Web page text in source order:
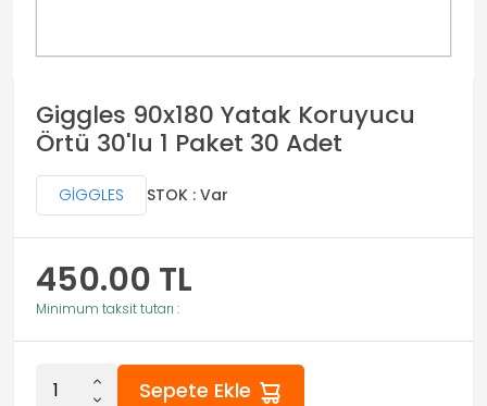
Giggles 90x180 Yatak Koruyucu
Örtü 30'lu 1 Paket 30 Adet
GİGGLES STOK : Var
450.00 TL
Minimum taksit tutarı :
Sepete Ekle